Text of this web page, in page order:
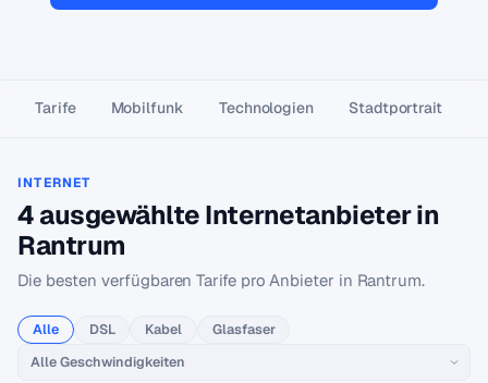
Tarife Mobilfunk Technologien Stadtportrait
INTERNET
4 ausgewählte Internetanbieter in
Rantrum
Die besten verfügbaren Tarife pro Anbieter in Rantrum.
Alle DSL Kabel Glasfaser